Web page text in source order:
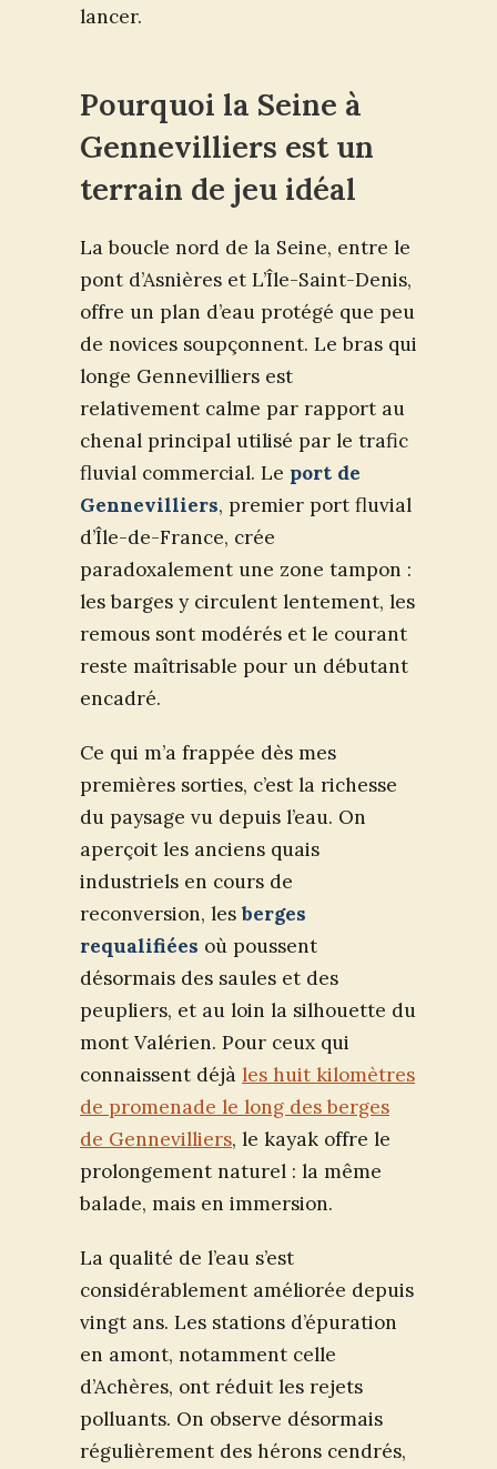
lancer.
Pourquoi la Seine à
Gennevilliers est un
terrain de jeu idéal
La boucle nord de la Seine, entre le
pont d’Asnières et L’Île-Saint-Denis,
offre un plan d’eau protégé que peu
de novices soupçonnent. Le bras qui
longe Gennevilliers est
relativement calme par rapport au
chenal principal utilisé par le trafic
fluvial commercial. Le port de
Gennevilliers, premier port fluvial
d’Île-de-France, crée
paradoxalement une zone tampon :
les barges y circulent lentement, les
remous sont modérés et le courant
reste maîtrisable pour un débutant
encadré.
Ce qui m’a frappée dès mes
premières sorties, c’est la richesse
du paysage vu depuis l’eau. On
aperçoit les anciens quais
industriels en cours de
reconversion, lesberges
requalifiées où poussent
désormais des saules et des
peupliers, et au loin la silhouette du
mont Valérien. Pour ceux qui
connaissent déjà les huit kilomètres
de promenade le long des berges
de Gennevilliers, le kayak offre le
prolongement naturel : la même
balade, mais en immersion.
La qualité de l’eau s’est
considérablement améliorée depuis
vingt ans. Les stations d’épuration
en amont, notamment celle
d’Achères, ont réduit les rejets
polluants. On observe désormais
régulièrement des hérons cendrés,